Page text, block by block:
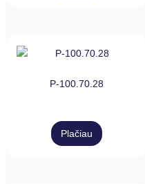
P-100.70.28
Plačiau